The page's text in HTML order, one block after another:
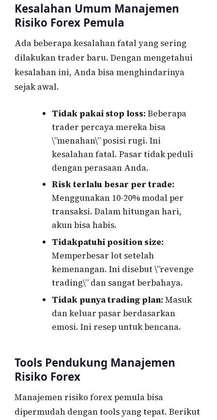
Kesalahan Umum Manajemen
Risiko Forex Pemula
Ada beberapa kesalahan fatal yang sering
dilakukan trader baru. Dengan mengetahui
kesalahan ini, Anda bisa menghindarinya
sejak awal.
Tidak pakai stop loss: Beberapa
trader percaya mereka bisa
\”menahan\” posisi rugi. Ini
kesalahan fatal. Pasar tidak peduli
dengan perasaan Anda.
Risk terlalu besar per trade:
Menggunakan 10-20% modal per
transaksi. Dalam hitungan hari,
akun bisa habis.
Tidakpatuhi position size:
Memperbesar lot setelah
kemenangan. Ini disebut \”revenge
trading\” dan sangat berbahaya.
Tidak punya trading plan: Masuk
dan keluar pasar berdasarkan
emosi. Ini resep untuk bencana.
Tools Pendukung Manajemen
Risiko Forex
Manajemen risiko forex pemula bisa
dipermudah dengan tools yang tepat. Berikut